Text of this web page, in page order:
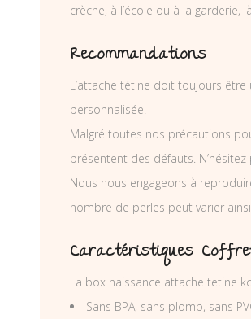
crèche, à l’école ou à la garderie,
Recommandations
L’attache tétine doit toujours
personnalisée.
Malgré toutes nos précautions
présentent des défauts.
Nous nous engageons à
nombre de perles peut varier
Caractéristiques
La box naissance attache tetine
Sans BPA, sans plomb, sans